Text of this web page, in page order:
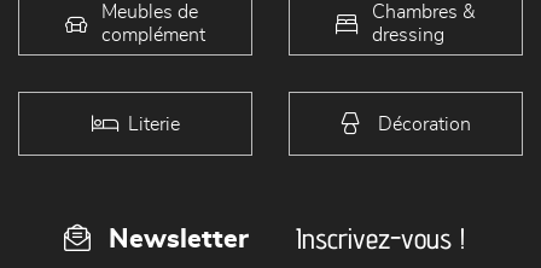
Meubles de
complément
Chambres &
dressing
Literie Décoration
Newsletter Inscrivez-vous !